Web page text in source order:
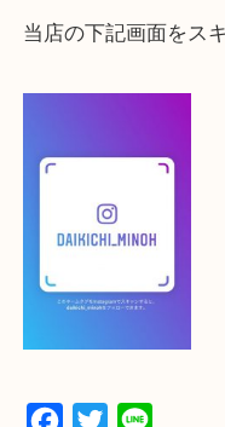
大吉 箕面店に来
一点を丁寧に査定